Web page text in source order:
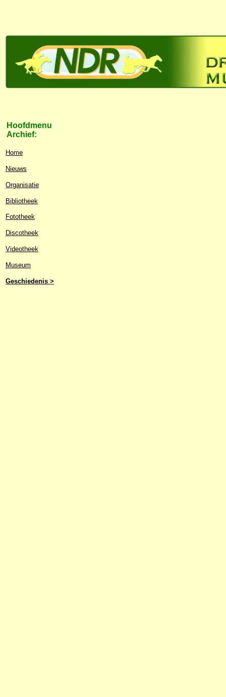
Hoofdmenu
Archief:
Home
Nieuws
Organisatie
Bibliotheek
Fototheek
Discotheek
Videotheek
Museum
Geschiedenis >